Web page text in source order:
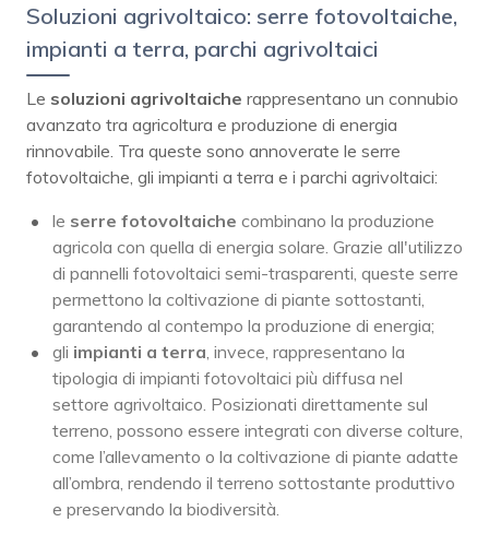
Soluzioni agrivoltaico: serre fotovoltaiche,
impianti a terra, parchi agrivoltaici
Le soluzioni agrivoltaiche rappresentano un connubio
avanzato tra agricoltura e produzione di energia
rinnovabile. Tra queste sono annoverate le serre
fotovoltaiche, gli impianti a terra e i parchi agrivoltaici:
le serre fotovoltaiche combinano la produzione
agricola con quella di energia solare. Grazie all'utilizzo
di pannelli fotovoltaici semi-trasparenti, queste serre
permettono la coltivazione di piante sottostanti,
garantendo al contempo la produzione di energia;
gli impianti a terra , invece, rappresentano la
tipologia di impianti fotovoltaici più diffusa nel
settore agrivoltaico. Posizionati direttamente sul
terreno, possono essere integrati con diverse colture,
come l’allevamento o la coltivazione di piante adatte
all’ombra, rendendo il terreno sottostante produttivo
e preservando la biodiversità.